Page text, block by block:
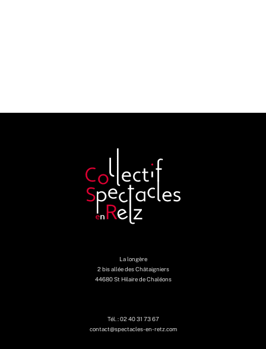
La longère
2 bis allée des Châtaigniers
44680 St Hilaire de Chaléons
Tél. : 02 40 31 73 67
contact@spectacles-en-retz.com